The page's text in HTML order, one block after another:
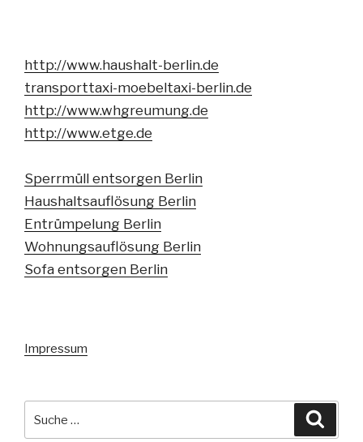
http://www.haushalt-berlin.de
transporttaxi-moebeltaxi-berlin.de
http://www.whgreumung.de
http://www.etge.de
Sperrmüll entsorgen Berlin
Haushaltsauflösung Berlin
Entrümpelung Berlin
Wohnungsauflösung Berlin
Sofa entsorgen Berlin
Impressum